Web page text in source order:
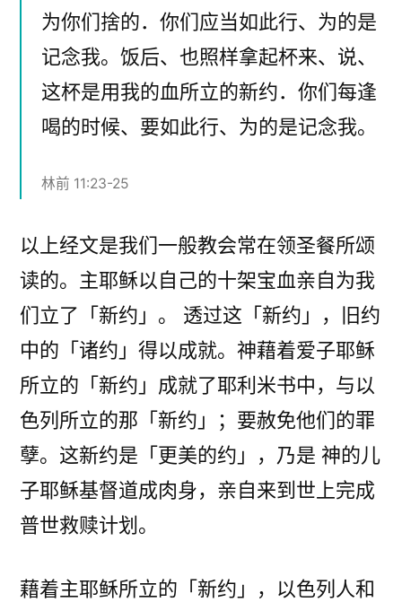
为你们捨的．你们应当如此行、为的是
记念我。饭后、也照样拿起杯来、说、
这杯是用我的血所立的新约．你们每逢
喝的时候、要如此行、为的是记念我。
林前 11:23-25
以上经文是我们一般教会常在领圣餐所颂
读的。主耶稣以自己的十架宝血亲自为我
们立了「新约」。 透过这「新约」，旧约
中的「诸约」得以成就。神藉着爱子耶稣
所立的「新约」成就了耶利米书中，与以
色列所立的那「新约」；要赦免他们的罪
孽。这新约是「更美的约」，乃是 神的儿
子耶稣基督道成肉身，亲自来到世上完成
普世救赎计划。
藉着主耶稣所立的「新约」，以色列人和